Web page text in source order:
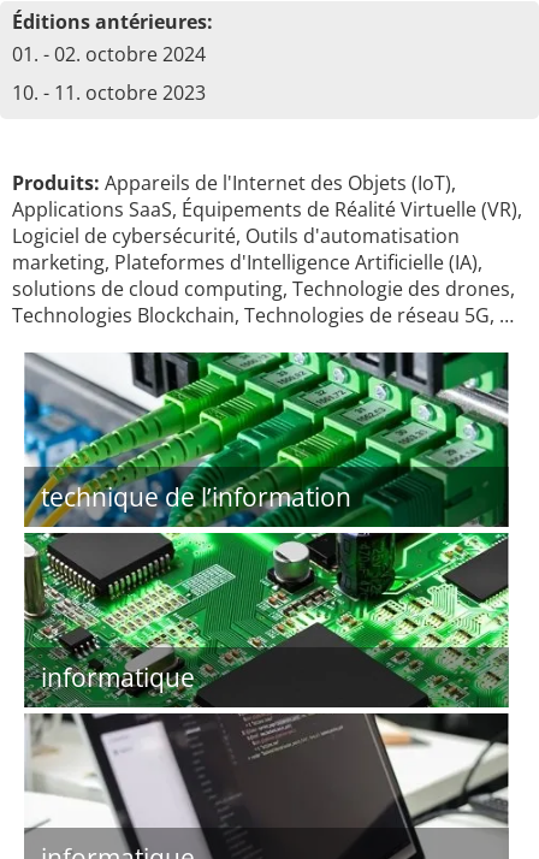
Éditions antérieures:
01. - 02. octobre 2024
10. - 11. octobre 2023
Produits: Appareils de l'Internet des Objets (IoT),
Applications SaaS, Équipements de Réalité Virtuelle (VR),
Logiciel de cybersécurité, Outils d'automatisation
marketing, Plateformes d'Intelligence Artificielle (IA),
solutions de cloud computing, Technologie des drones,
Technologies Blockchain, Technologies de réseau 5G, …
technique de l’information
informatique